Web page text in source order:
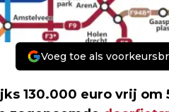
Voeg toe als
130.000 euro vrij om